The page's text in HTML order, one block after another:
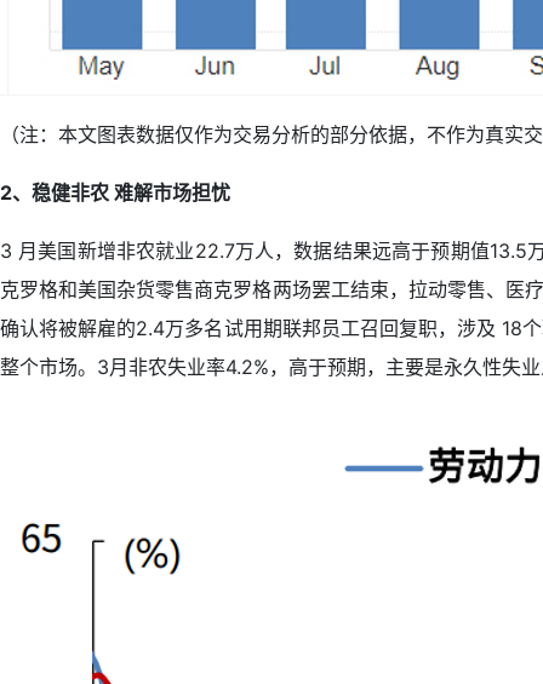
（注：本文图表数据仅作为交易分析的部分依据，不作为真实
2、稳健非农 难解市场担忧
3 月美国新增非农就业22.7万人，数据结果远高于预期值13.5
克罗格和美国杂货零售商克罗格两场罢工结束，拉动零售、医
确认将被解雇的2.4万多名试用期联邦员工召回复职，涉及 18
整个市场。3月非农失业率4.2%，高于预期，主要是永久性失